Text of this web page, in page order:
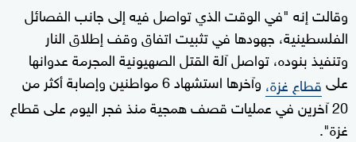
وقالت إنه "في الوقت الذي تواصل فيه إلى جانب الفصائل
الفلسطينية، جهودها في تثبيت اتفاق وقف إطلاق النار
وتنفيذ بنوده، تواصل آلة القتل الصهيونية المجرمة عدوانها
علىقطاع غزة،
وآخرها استشهاد 6 مواطنين وإصابة أكثر من
20 آخرين في عمليات قصف همجية منذ فجر اليوم على قطاع
غزة".